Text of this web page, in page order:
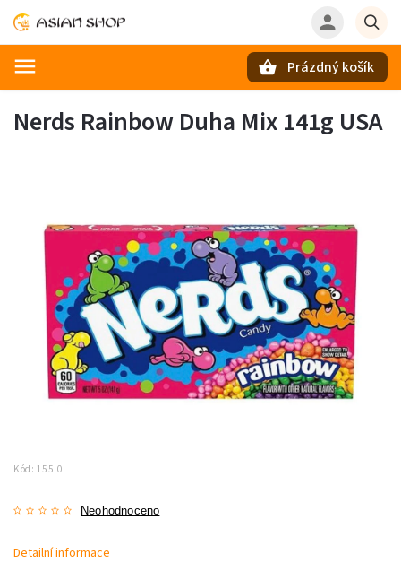
Prázdný košík
Nerds Rainbow Duha Mix 141g USA
Kód: 155.0
Neohodnoceno
Detailní informace